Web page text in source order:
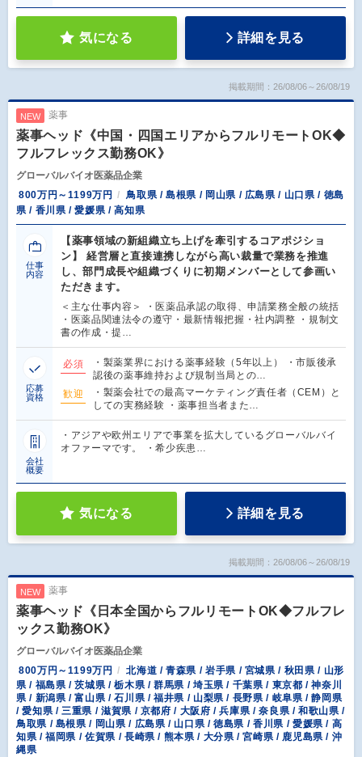
気になる 詳細を見る
掲載期間：26/08/06～26/08/19
NEW 薬事
薬事ヘッド《中国・四国エリアからフルリモートOK◆
フルフレックス勤務OK》
グローバルバイオ医薬品企業
800万円～1199万円
鳥取県 / 島根県 / 岡山県 / 広島県 / 山口県 / 徳島
県 / 香川県 / 愛媛県 / 高知県
仕事
内容
【薬事領域の新組織立ち上げを牽引するコアポジショ
ン】 経営層と直接連携しながら高い裁量で業務を推進
し、部門成長や組織づくりに初期メンバーとして参画い
ただきます。
＜主な仕事内容＞ ・医薬品承認の取得、申請業務全般の統括
・医薬品関連法令の遵守・最新情報把握・社内調整 ・規制文
書の作成・提…
応募
資格
必須
・製薬業界における薬事経験（5年以上） ・市販後承
認後の薬事維持および規制当局との…
歓迎
・製薬会社での最高マーケティング責任者（CEM）と
しての実務経験 ・薬事担当者また…
会社
概要
・アジアや欧州エリアで事業を拡大しているグローバルバイ
オファーマです。 ・希少疾患…
気になる 詳細を見る
掲載期間：26/08/06～26/08/19
NEW 薬事
薬事ヘッド《日本全国からフルリモートOK◆フルフレ
ックス勤務OK》
グローバルバイオ医薬品企業
800万円～1199万円
北海道 / 青森県 / 岩手県 / 宮城県 / 秋田県 / 山形
県 / 福島県 / 茨城県 / 栃木県 / 群馬県 / 埼玉県 / 千葉県 / 東京都 / 神奈川
県 / 新潟県 / 富山県 / 石川県 / 福井県 / 山梨県 / 長野県 / 岐阜県 / 静岡県
/ 愛知県 / 三重県 / 滋賀県 / 京都府 / 大阪府 / 兵庫県 / 奈良県 / 和歌山県 /
鳥取県 / 島根県 / 岡山県 / 広島県 / 山口県 / 徳島県 / 香川県 / 愛媛県 / 高
知県 / 福岡県 / 佐賀県 / 長崎県 / 熊本県 / 大分県 / 宮崎県 / 鹿児島県 / 沖
縄県